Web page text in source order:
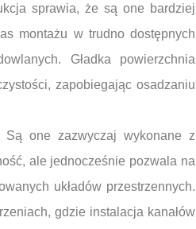
sprawia, że są one bardziej
montażu w trudno dostępnych
Gładka powierzchnia
zapobiegając osadzaniu
Są one zazwyczaj wykonane z
ale jednocześnie pozwala na
układów przestrzennych.
gdzie instalacja kanałów